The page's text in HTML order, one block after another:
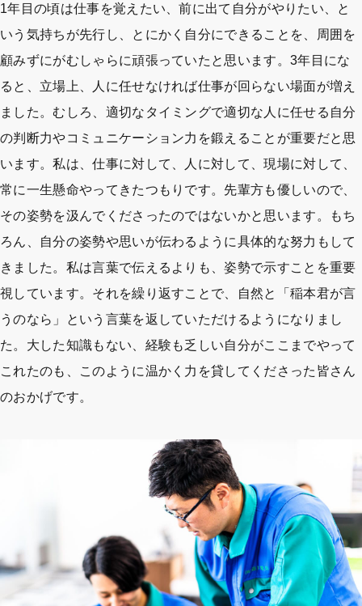
1年目の頃は仕事を覚えたい、前に出て自分がやりたい、と
いう気持ちが先行し、とにかく自分にできることを、周囲を
顧みずにがむしゃらに頑張っていたと思います。3年目にな
ると、立場上、人に任せなければ仕事が回らない場面が増え
ました。むしろ、適切なタイミングで適切な人に任せる自分
の判断力やコミュニケーション力を鍛えることが重要だと思
います。私は、仕事に対して、人に対して、現場に対して、
常に一生懸命やってきたつもりです。先輩方も優しいので、
その姿勢を汲んでくださったのではないかと思います。もち
ろん、自分の姿勢や思いが伝わるように具体的な努力もして
きました。私は言葉で伝えるよりも、姿勢で示すことを重要
視しています。それを繰り返すことで、自然と「稲本君が言
うのなら」という言葉を返していただけるようになりまし
た。大した知識もない、経験も乏しい自分がここまでやって
これたのも、このように温かく力を貸してくださった皆さん
のおかげです。